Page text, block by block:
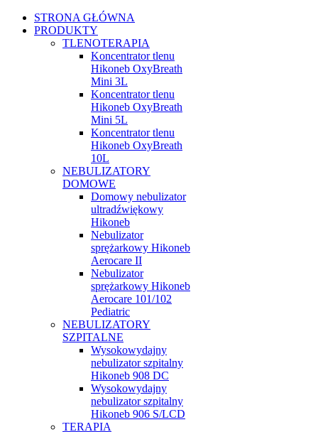
STRONA GŁÓWNA
PRODUKTY
TLENOTERAPIA
Koncentrator tlenu
Hikoneb OxyBreath
Mini 3L
Koncentrator tlenu
Hikoneb OxyBreath
Mini 5L
Koncentrator tlenu
Hikoneb OxyBreath
10L
NEBULIZATORY
DOMOWE
Domowy nebulizator
ultradźwiękowy
Hikoneb
Nebulizator
sprężarkowy Hikoneb
Aerocare II
Nebulizator
sprężarkowy Hikoneb
Aerocare 101/102
Pediatric
NEBULIZATORY
SZPITALNE
Wysokowydajny
nebulizator szpitalny
Hikoneb 908 DC
Wysokowydajny
nebulizator szpitalny
Hikoneb 906 S/LCD
TERAPIA